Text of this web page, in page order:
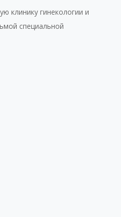
клинику гинекологии и
специальной